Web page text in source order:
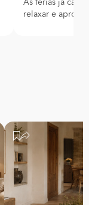
As férias já cá
relaxar e